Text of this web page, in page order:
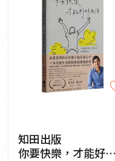
知田出版
你要快樂，才能好好生活